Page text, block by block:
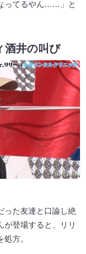
ってるやん……」と
酒井の叫び
った友達と口論し絶
が登場すると、リリ
方。